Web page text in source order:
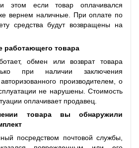
этом если товар оплачивался
вернем наличные. При оплате по
средства будут возвращены на
работающего товара
обмен или возврат товара
при наличии заключения
производителем, о
не нарушены. Стоимость
оплачивает продавец.
товара вы обнаружили
посредством почтовой службы,